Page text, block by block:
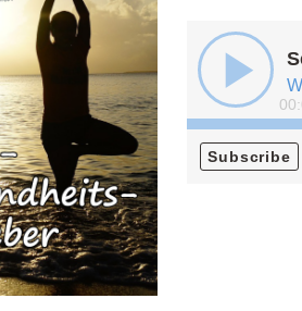
Subscribe